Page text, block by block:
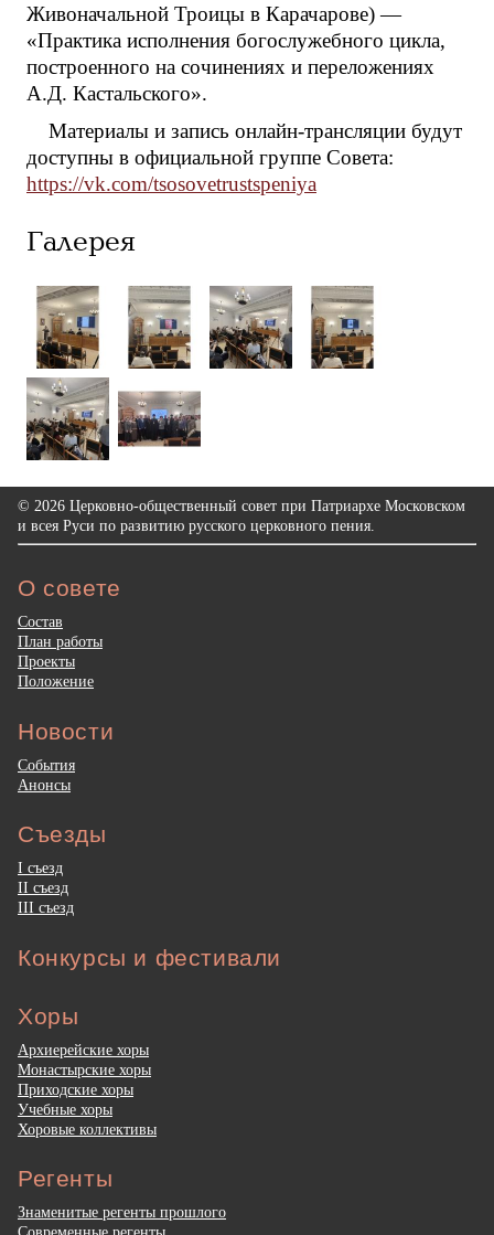
Живоначальной Троицы в Карачарове) —
«Практика исполнения богослужебного цикла,
построенного на сочинениях и переложениях
А.Д. Кастальского».
Материалы и запись онлайн-трансляции будут
доступны в официальной группе Совета:
https://vk.com/tsosovetrustspeniya
Галерея
© 2026 Церковно-общественный совет при Патриархе Московском
и всея Руси по развитию русского церковного пения.
О совете
Состав
План работы
Проекты
Положение
Новости
События
Анонсы
Съезды
I съезд
II съезд
III съезд
Конкурсы и фестивали
Хоры
Архиерейские хоры
Монастырские хоры
Приходские хоры
Учебные хоры
Хоровые коллективы
Регенты
Знаменитые регенты прошлого